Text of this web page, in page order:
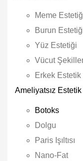
Meme
Burun
Yüz Estetiği
Vücut
Erkek Estetik
Ameliyatsız Estetik
Botoks
Dolgu
Paris Işıltısı
Nano-Fat